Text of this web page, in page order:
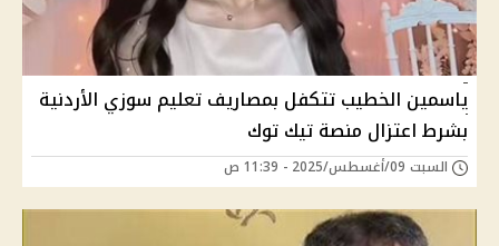
ياسمين الخطيب تتكفل بمصاريف تعليم سوزي الأردنية
بشرط اعتزال منصة تيك توك
السبت 09/أغسطس/2025 - 11:39 ص